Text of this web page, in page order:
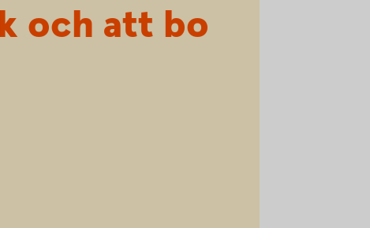
och att bo